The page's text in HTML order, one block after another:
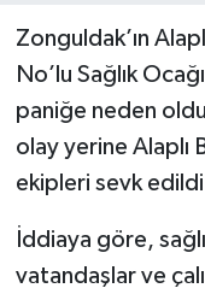
Zonguldak’ın
No’lu Sağlık
paniğe neden
olay yerine Alaplı
ekipleri sevk
İddiaya göre,
vatandaşlar ve